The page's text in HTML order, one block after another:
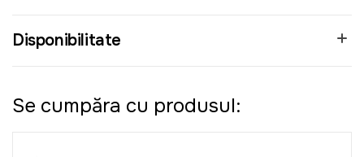
Disponibilitate
Se cumpăra cu produsul: